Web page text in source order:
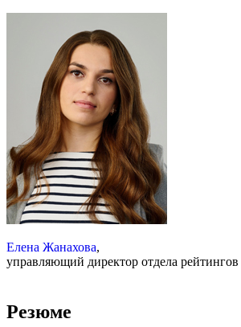
Елена Жанахова,
управляющий директор отдела
Резюме